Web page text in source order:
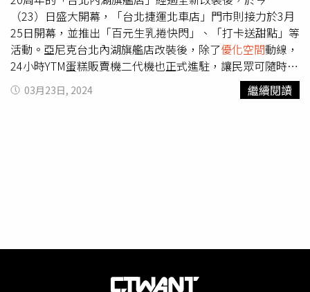
重要，也是新課綱素養教育難能可貴之處。他說，八月11日
起竹北一連串素養教育系列課程會陸續登場，將邀請到知名
網紅「厭世國文老師」、暢銷作家大師兄、補教名師呂捷等
躬逢其盛，歡迎共襄盛舉。
（23）日盛大開幕，「台北捷運北車店」門市則接力於3月
25日開幕，並推出「百元生乳捲快閃」、「打卡送甜點」等
活動。亞尼克台北內湖旗艦店改裝後，除了優化空間動線，
24小時YTM蛋糕販賣機二代機也正式進駐，讓民眾可隨時提
領新鮮蛋糕、生乳捲，門市同時增設北海道霜淇淋機座，消
費者還可親自動手現擠北海道奶霜冰淇淋。亞尼克內湖門市
空氣感的蛋糕，再淋上特製北海道奶霜，如同童話般皚皚白
旗艦店、捷運北車店開幕首月獨家限定販售。另外亞尼克與
03月23日, 2024 繼續閱讀